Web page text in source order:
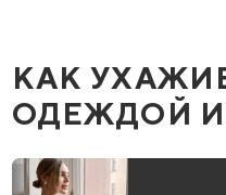
КАК
ОДЕЖДОЙ